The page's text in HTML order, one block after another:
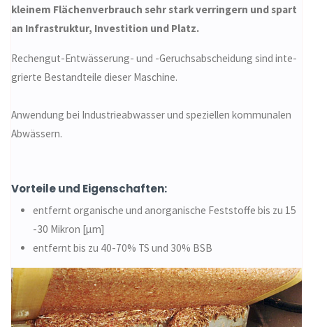
kleinem Flächenverbrauch sehr stark ver­ringern und spart
an Infrastruktur, Investition und Platz.
Rechengut-Entwässerung- und -Geruchsabscheidung sind inte­
grierte Bestandteile dieser Maschine.
Anwendung bei Industrieabwasser und speziellen kommunalen
Abwässern.
Vorteile und Eigenschaften:
entfernt organische und anorganische Feststoffe bis zu 15
-30 Mikron [µm]
entfernt bis zu 40-70% TS und 30% BSB